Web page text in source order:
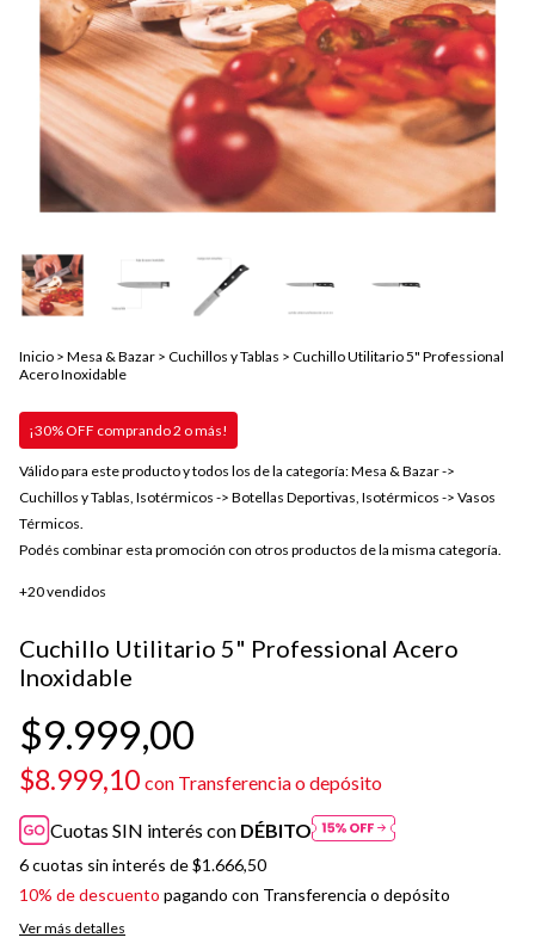
Inicio > Mesa & Bazar > Cuchillos y Tablas > Cuchillo Utilitario 5" Professional
Acero Inoxidable
¡30% OFF comprando 2 o más!
Válido para este producto y todos los de la categoría: Mesa & Bazar ->
Cuchillos y Tablas, Isotérmicos -> Botellas Deportivas, Isotérmicos -> Vasos
Térmicos.
Podés combinar esta promoción con otros productos de la misma categoría.
+20 vendidos
Cuchillo Utilitario 5" Professional Acero
Inoxidable
$9.999,00
$8.999,10 con Transferencia o depósito
Cuotas SIN interés con DÉBITO
6cuotas sin interés de$1.666,50
10% de descuento pagando con Transferencia o depósito
Ver más detalles